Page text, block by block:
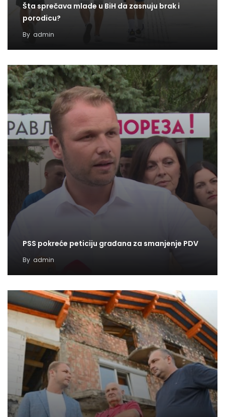
Šta sprečava mlade u BiH da zasnuju brak i
porodicu?
By admin
PSS pokreće peticiju građana za smanjenje PDV
By admin